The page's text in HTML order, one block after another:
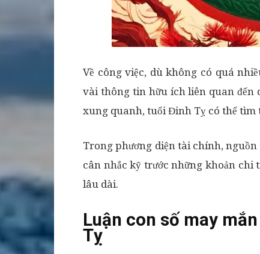
Về công việc, dù không có quá
vài thông tin hữu ích liên quan đến
xung quanh, tuổi Đinh Tỵ có thể
Trong phương diện tài chính,
cân nhắc kỹ trước những khoản chi
lâu dài.
Luận con số may
Tỵ